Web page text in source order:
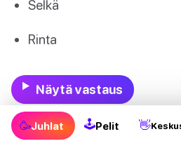
Selkä
Rinta
Näytä vastaus
🥳Juhlat 🕹Pelit 👋